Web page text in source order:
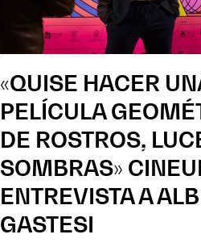
«QUISE HACER
PELÍCULA
DE ROSTROS,
SOMBRAS»
ENTREVISTA A
GASTESI